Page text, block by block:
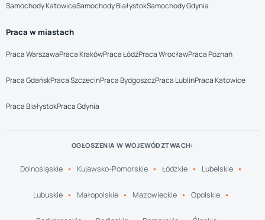
Samochody KatowiceSamochody BiałystokSamochody Gdynia
Praca w miastach
Praca WarszawaPraca KrakówPraca ŁódźPraca WrocławPraca Poznań
Praca GdańskPraca SzczecinPraca BydgoszczPraca LublinPraca Katowice
Praca BiałystokPraca Gdynia
OGŁOSZENIA W WOJEWÓDZTWACH:
Dolnośląskie Kujawsko-Pomorskie Łódzkie Lubelskie
Lubuskie Małopolskie Mazowieckie Opolskie